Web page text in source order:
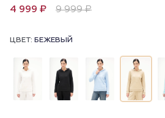
4 999 ₽ 9 999 ₽
ЦВЕТ: БЕЖЕВЫЙ